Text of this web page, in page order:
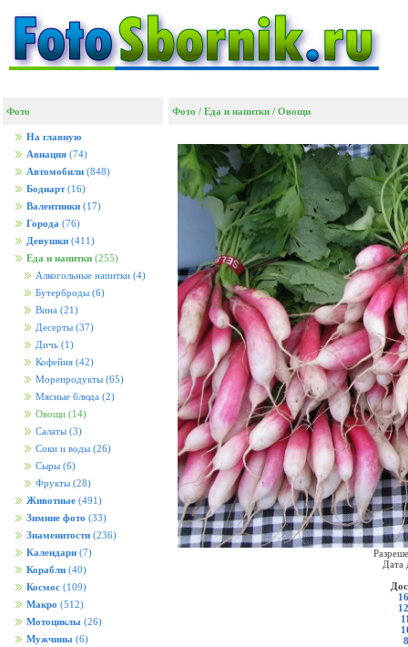
Фото
На главную
Авиация (74)
Автомобили (848)
Бодиарт (16)
Валентинки (17)
Города (76)
Девушки (411)
Еда и напитки (255)
Алкогольные напитки (4)
Бутерброды (6)
Вина (21)
Десерты (37)
Дичь (1)
Кофейня (42)
Морепродукты (65)
Мясные блюда (2)
Овощи (14)
Салаты (3)
Соки и воды (26)
Сыры (6)
Фрукты (28)
Животные (491)
Зимние фото (33)
Знаменитости (236)
Календари (7)
Корабли (40)
Космос (109)
Макро (512)
Мотоциклы (26)
Мужчины (6)
Фото / Еда и напитки / Овощи
Дата